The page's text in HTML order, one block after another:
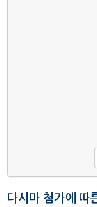
다시마 첨가에 따